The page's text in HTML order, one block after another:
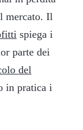
mercato. Il
spiega i
parte dei
del
in pratica i